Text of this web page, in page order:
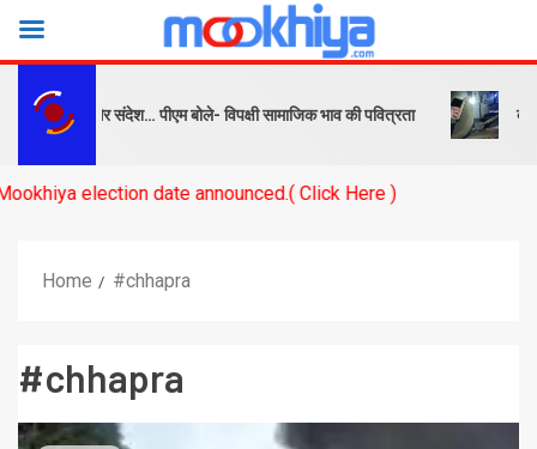
को सबक और संदेश… पीएम बोले- विपक्षी सामाजिक भाव की पवित्रता बनारस
election date announced.( Click Here )
Home #chhapra
#chhapra